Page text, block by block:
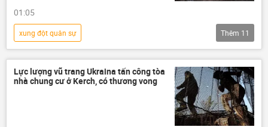
xung đột
01:05
xung đột quân sự
Chiến dịch quân sự đặc biệt tại Ukraina
Nga
Ukraina
Hoa Kỳ
Quân đội Ukraina
Moskva
Kiev
Thêm 11
Lực lượng vũ trang Ukraina tấn công tòa
nhà chung cư ở Kerch, có thương vong